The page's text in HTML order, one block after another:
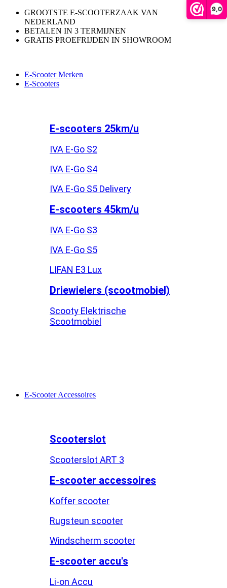
9,0
GROOTSTE E-SCOOTERZAAK VAN
NEDERLAND
BETALEN IN 3 TERMIJNEN
GRATIS PROEFRIJDEN IN SHOWROOM
E-Scooter Merken
E-Scooters
E-scooters 25km/u
IVA E-Go S2
IVA E-Go S4
IVA E-Go S5 Delivery
E-scooters 45km/u
IVA E-Go S3
IVA E-Go S5
LIFAN E3 Lux
Driewielers (scootmobiel)
Scooty Elektrische
Scootmobiel
E-Scooter Accessoires
Scooterslot
Scooterslot ART 3
E-scooter accessoires
Koffer scooter
Rugsteun scooter
Windscherm scooter
E-scooter accu's
Li-on Accu